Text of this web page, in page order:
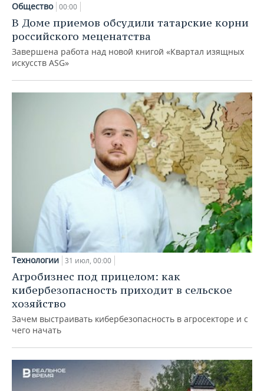
Общество 00:00
В Доме приемов обсудили татарские корни
российского меценатства
Завершена работа над новой книгой «Квартал изящных
искусств ASG»
Технологии 31 июл, 00:00
Агробизнес под прицелом: как
кибербезопасность приходит в сельское
хозяйство
Зачем выстраивать кибербезопасность в агросекторе и с
чего начать